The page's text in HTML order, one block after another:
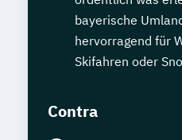
bayerische
hervorragend für
Skifahren oder
Contra